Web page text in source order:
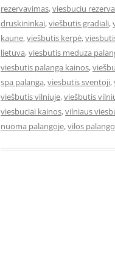
rezervavimas,viesbuciu
druskininkai,viešbutis gradiali,
kaune,viešbutis kerpė,
lietuva,viesbutis meduza
viesbutis palanga kainos,
spa palanga,viesbutis sventoji,
viešbutis vilniuje,viešbutis
viesbuciai kainos,vilniaus
nuoma palangoje,vilos